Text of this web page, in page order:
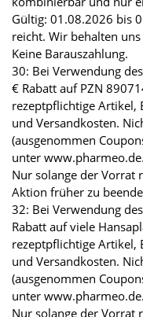
Gültig: 01.08.2026 bis
reicht. Wir behalten
Keine Barauszahlung.
30: Bei Verwendung
€ Rabatt auf PZN
rezeptpflichtige Artikel,
und Versandkosten.
(ausgenommen
unter
Nur solange der Vorrat
Aktion früher zu
32: Bei Verwendung
Rabatt auf viele
rezeptpflichtige Artikel,
und Versandkosten.
(ausgenommen
unter
Nur solange der Vorrat